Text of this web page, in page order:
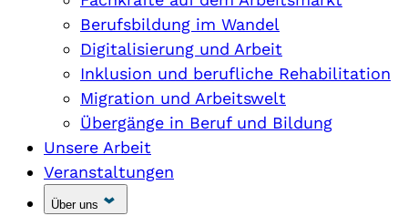
Berufsbildung im Wandel
Digitalisierung und Arbeit
Inklusion und berufliche Rehabilitation
Migration und Arbeitswelt
Übergänge in Beruf und Bildung
Unsere Arbeit
Veranstaltungen
Über uns